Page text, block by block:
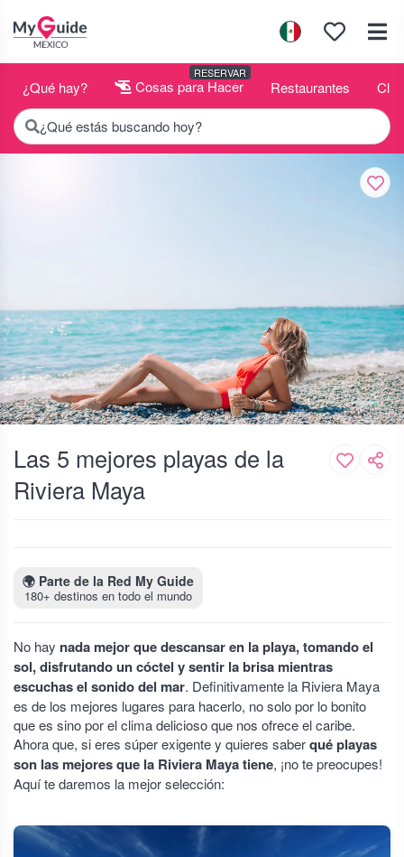
¿Qué hay? Cosas para Hacer
RESERVAR
Restaurantes
¿Qué estás buscando hoy?
Las 5 mejores playas de la
Riviera Maya
🌍 Parte de la Red My Guide
180+ destinos en todo el mundo
No hay nada mejor que descansar en la playa, tomando el
sol, disfrutando un cóctel y sentir la brisa mientras
escuchas el sonido del mar. Definitivamente la Riviera Maya
es de los mejores lugares para hacerlo, no solo por lo bonito
que es sino por el clima delicioso que nos ofrece el caribe.
Ahora que, si eres súper exigente y quieres saberqué playas
son las mejores que la Riviera Maya tiene, ¡no te preocupes!
Aquí te daremos la mejor selección: